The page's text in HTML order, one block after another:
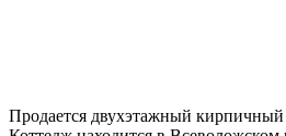
Продается двухэтажный